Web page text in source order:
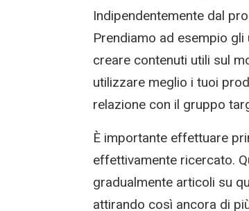
Indipendentemente dal
Prendiamo ad esempio
creare contenuti utili sul
utilizzare meglio i tuoi
relazione con il gruppo
È importante effettuare
effettivamente ricercato.
gradualmente articoli su
attirando così ancora di